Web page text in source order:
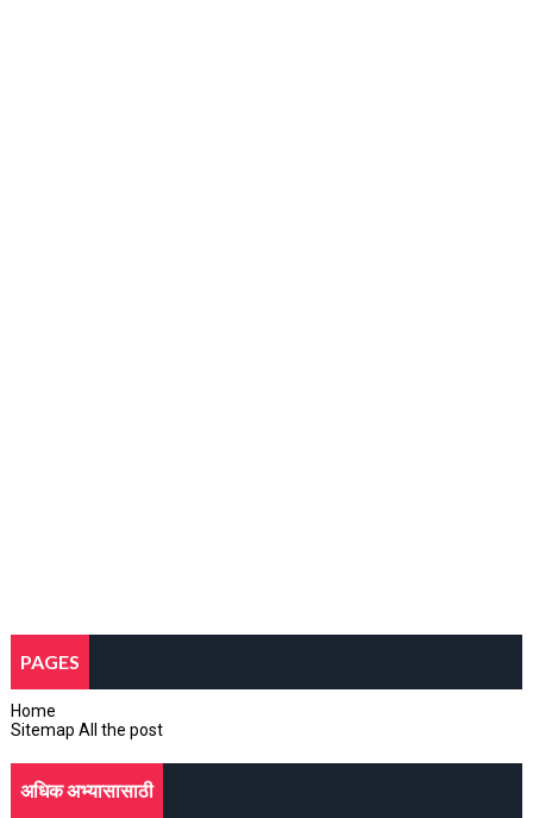
PAGES
Home
Sitemap All the post
अधिक अभ्यासासाठी